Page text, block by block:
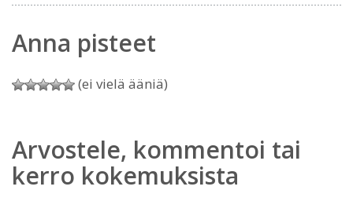
Anna pisteet
(ei vielä ääniä)
Arvostele, kommentoi tai
kerro kokemuksista